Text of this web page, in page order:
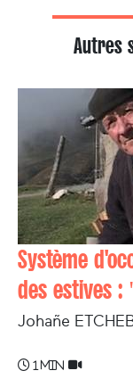
Autres
Système
des estives
Johañe
1 min